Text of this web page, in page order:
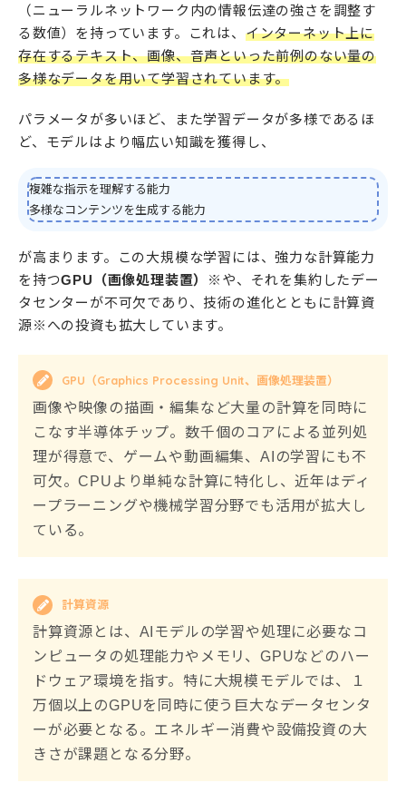
（ニューラルネットワーク内の情報伝達の強さを調整す
る数値）を持っています。これは、 インターネット上に
存在するテキスト、画像、音声といった前例のない量の
多様なデータを用いて学習されています。
パラメータが多いほど、また学習データが多様であるほ
ど、モデルはより幅広い知識を獲得し、
複雑な指示を理解する能力
多様なコンテンツを生成する能力
が高まります。この大規模な学習には、強力な計算能力
を持つGPU（画像処理装置）
※や、それを集約したデー
タセンターが不可欠であり、技術の進化とともに計算資
源※への投資も拡大しています。
GPU（Graphics Processing Unit、画像処理装置）
画像や映像の描画・編集など大量の計算を同時に
こなす半導体チップ。数千個のコアによる並列処
理が得意で、ゲームや動画編集、AIの学習にも不
可欠。CPUより単純な計算に特化し、近年はディ
ープラーニングや機械学習分野でも活用が拡大し
ている。
計算資源
計算資源とは、AIモデルの学習や処理に必要なコ
ンピュータの処理能力やメモリ、GPUなどのハー
ドウェア環境を指す。特に大規模モデルでは、１
万個以上のGPUを同時に使う巨大なデータセンタ
ーが必要となる。エネルギー消費や設備投資の大
きさが課題となる分野。